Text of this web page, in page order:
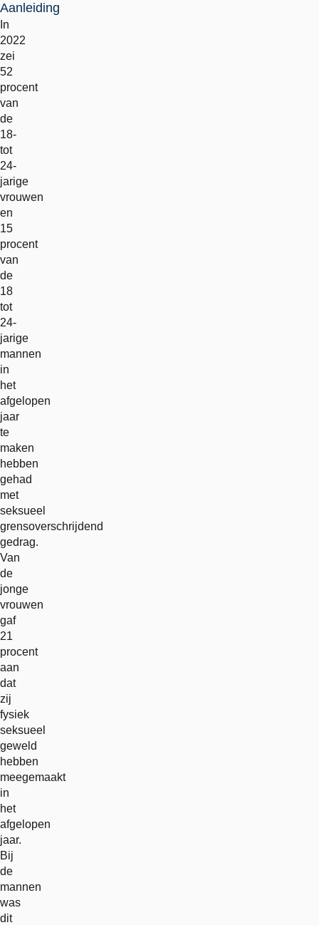
Aanleiding
In
2022
zei
52
procent
van
de
18-
tot
24-
jarige
vrouwen
en
15
procent
van
de
18
tot
24-
jarige
mannen
in
het
afgelopen
jaar
te
maken
hebben
gehad
met
seksueel
grensoverschrijdend
gedrag.
Van
de
jonge
vrouwen
gaf
21
procent
aan
dat
zij
fysiek
seksueel
geweld
hebben
meegemaakt
in
het
afgelopen
jaar.
Bij
de
mannen
was
dit